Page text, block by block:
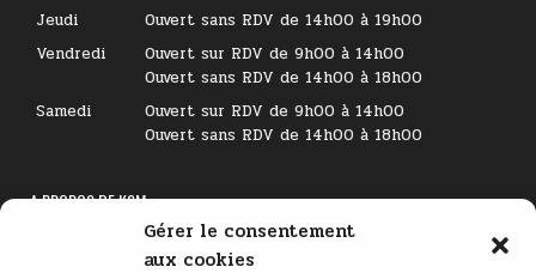
Gérer le consentement
aux cookies
Jeudi
Ouvert sans RDV de 14h00 à 19h00
Vendredi
Ouvert sur RDV de 9h00 à 14h00
Ouvert sans RDV de 14h00 à 18h00
Samedi
Ouvert sur RDV de 9h00 à 14h00
Ouvert sans RDV de 14h00 à 18h00
A PROPOS DE KSM